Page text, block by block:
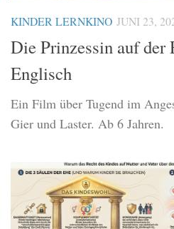
KINDER LERNKINO JUNI 23,
Die Prinzessin auf der
Englisch
Ein Film über Tugend im
Gier und Laster. Ab 6 Jahren.